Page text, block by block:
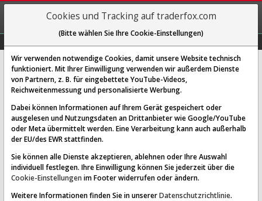
REGIS-
TRIEREN
Süss MicroTec SE
[SMHN | WKN A1K023 | ISIN DE000A1K0235]
83,400 € 5,44 %
Echtzeit-Aktienkurs 08.08.2026 05:59 Uhr
BID:83,300 €
Website:
http://www.suss.de
Sektor:
Technology / Semiconductor Equipment & Materials
1.51 Mrd. EUR
Anzahl
19,115,538
Cookies und Tracking auf traderfox.com
(Bitte wählen Sie Ihre Cookie-Einstellungen)
Wir verwenden notwendige Cookies, damit unsere Website technisch
funktioniert. Mit Ihrer Einwilligung verwenden wir außerdem Dienste
von Partnern, z. B. für eingebettete YouTube-Videos,
Reichweitenmessung und personalisierte Werbung.
Dabei können Informationen auf Ihrem Gerät gespeichert oder
ausgelesen und Nutzungsdaten an Drittanbieter wie Google/YouTube
oder Meta übermittelt werden. Eine Verarbeitung kann auch außerhalb
der EU/des EWR stattfinden.
Sie können alle Dienste akzeptieren, ablehnen oder Ihre Auswahl
individuell festlegen. Ihre Einwilligung können Sie jederzeit über die
Cookie-Einstellungen im Footer widerrufen oder ändern.
Weitere Informationen finden Sie in unsererDatenschutzrichtlinie.